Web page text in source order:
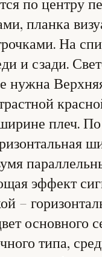
планка
На
и сзади.
нужна
плеч.
эффект
–
основного
типа,